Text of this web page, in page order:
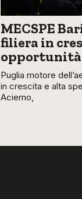
MECSPE
filiera in
opportunità
Puglia motore
in crescita e alta
Acierno,